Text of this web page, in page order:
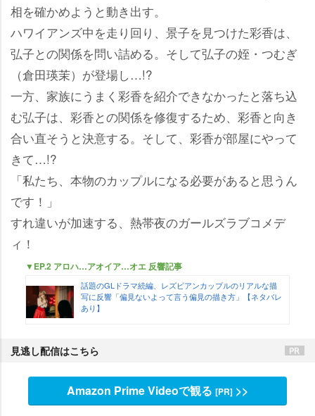
相を確かめようと動き出す。
ハワイアンズ中を走り回り、景子を見つけた彩香は、
弘子との関係を問い詰める。そして弘子の姪・つむぎ
（倉田瑛茉）が登場し…!?
一方、家族にうまく彩香を紹介できなかったと落ち込
む弘子は、彩香との関係を修復するため、彩香と向き
合い直そうと決意する。そして、彩香が部屋にやって
きて…!?
「私たち、本物のカップルになる必要があると思うん
です！」
すれ違いが加速する、熱帯夜のガールズラブコメデ
ィ！
▼EP.2 アロハ…アオイア…オエ 反響記事
話題のGLドラマ続編、レズビアンカップルのリアルな描
写に反響「偏見ないよって言う偏見の描き方」【ネタバレ
あり】
見逃し配信はこちら
Amazon Prime Videoで観る [PR] >>